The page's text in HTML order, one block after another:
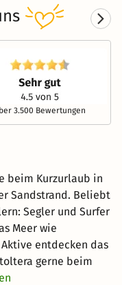
3.500 Bewertungen
beim Kurzurlaub in
Sandstrand. Beliebt
Segler und Surfer
Meer wie
entdecken das
gerne beim